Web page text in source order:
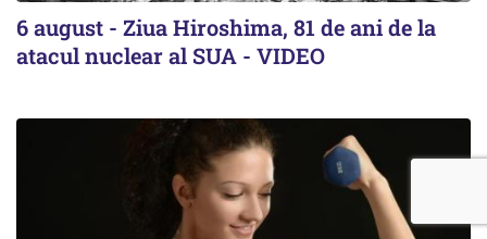
6 august - Ziua Hiroshima, 81 de ani de la
atacul nuclear al SUA - VIDEO